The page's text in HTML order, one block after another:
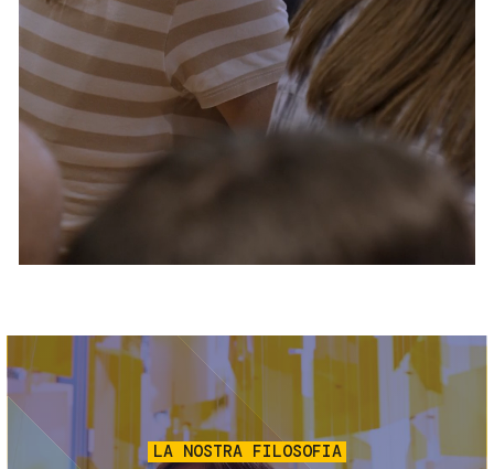
Servizi e accessibilità
Contatti
FAQ
Biglietti
Immagine
LA NOSTRA FILOSOFIA